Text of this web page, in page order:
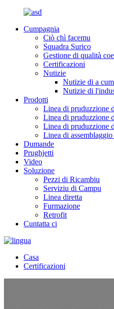
Cumpagnia
Ciò chì facemu
Squadra Surico
Gestione di qualità
Certificazioni
Nutizie
Nutizie di a
Nutizie di
Prodotti
Linea di pruduzzione
Linea di pruduzzione
Linea di pruduzzione
Linea di
Dumande
Prughjetti
Video
Soluzione
Pezzi di Ricambiu
Serviziu di Campu
Linea diretta
Furmazione
Retrofit
Cuntatta ci
Casa
Certificazioni